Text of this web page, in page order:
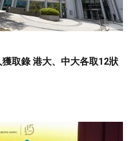
取錄 港大、中大各取12狀